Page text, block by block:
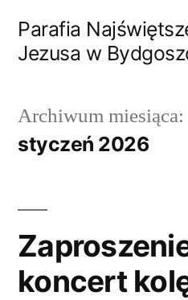
Parafia
Jezusa w
Archiwum miesiąca:
styczeń 2026
koncert